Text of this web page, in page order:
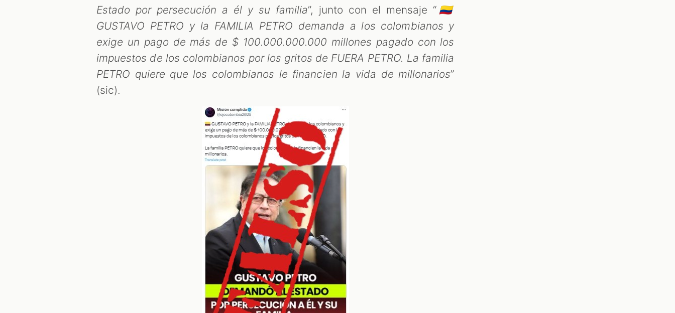
Estado por persecución a él y su familia”, junto con el mensaje “🇨🇴
GUSTAVO PETRO y la FAMILIA PETRO demanda a los colombianos y
exige un pago de más de $ 100.000.000.000 millones pagado con los
impuestos de los colombianos por los gritos de FUERA PETRO. La familia
PETRO quiere que los colombianos le financien la vida de millonarios”
(sic).